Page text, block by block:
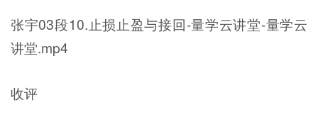
张宇03段10.止损止盈与接回-量学云讲堂-量学云
讲堂.mp4
收评